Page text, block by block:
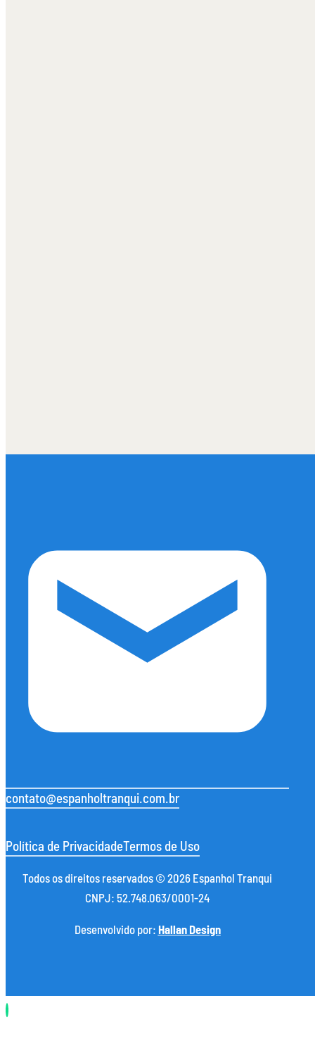
contato@espanholtranqui.com.br
Política de PrivacidadeTermos de Uso
Todos os direitos reservados © 2026 Espanhol Tranqui
CNPJ: 52.748.063/0001-24
Desenvolvido por: Hallan Design